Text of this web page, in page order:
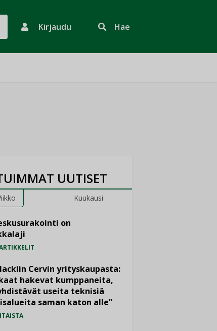
Kirjaudu Hae
UUTISET
Kuukausi
on
Cervin yrityskaupasta:
hakevat kumppaneita,
useita teknisiä
saman katon alle”